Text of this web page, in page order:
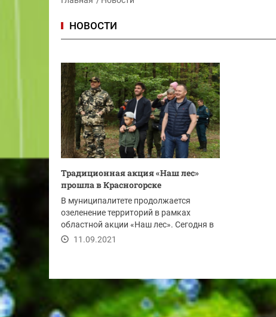
НОВОСТИ
Традиционная акция «Наш лес»
прошла в Красногорске
В муниципалитете продолжается
озеленение территорий в рамках
областной акции «Наш леc». Сегодня в
Опалихе состоялась...
11.09.2021